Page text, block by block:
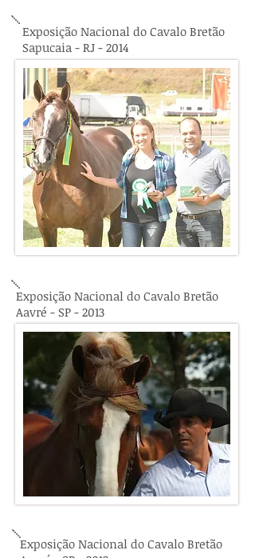
Exposição Nacional do Cavalo Bretão
Sapucaia - RJ - 2014
Exposição Nacional do Cavalo Bretão
Aavré - SP - 2013
Exposição Nacional do Cavalo Bretão